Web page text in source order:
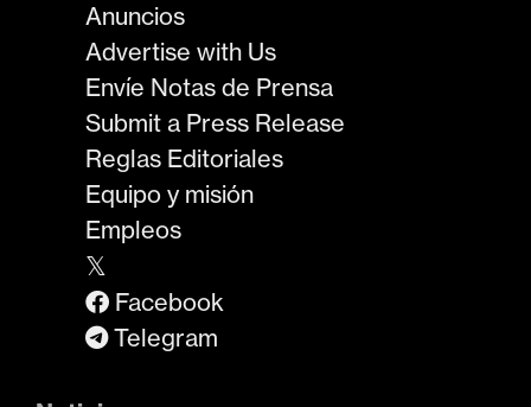
Anuncios
Advertise with Us
Envíe Notas de Prensa
Submit a Press Release
Reglas Editoriales
Equipo y misión
Empleos
𝕏
Facebook
Telegram